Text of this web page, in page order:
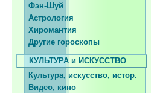
Фэн-Шуй
Астрология
Хиромантия
Другие гороскопы
КУЛЬТУРА и ИСКУССТВО
Культура, искусство, истор.
Видео, кино